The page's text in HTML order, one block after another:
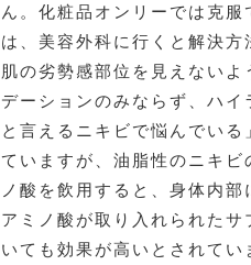
ん。化粧品オンリーでは克
は、美容外科に行くと解決
肌の劣勢感部位を見えない
デーションのみならず、ハ
と言えるニキビで悩んでい
ていますが、油脂性のニキビ
ノ酸を飲用すると、身体内
アミノ酸が取り入れられた
いても効果が高いとされて